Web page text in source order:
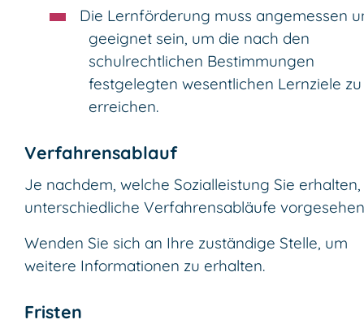
Die Lernförderung muss angemessen
geeignet sein, um die nach den
schulrechtlichen Bestimmungen
festgelegten wesentlichen Lernziele zu
erreichen.
Verfahrensablauf
Je nachdem, welche Sozialleistung Sie
unterschiedliche Verfahrensabläufe
Wenden Sie sich an Ihre zuständige Stelle, um
weitere Informationen zu erhalten.
Fristen